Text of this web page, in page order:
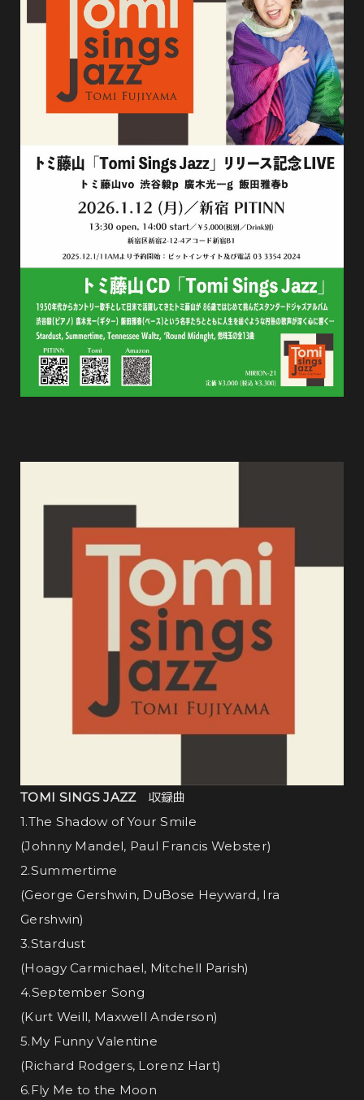
TOMI SINGS JAZZ収録曲
1.The Shadow of Your Smile
(Johnny Mandel, Paul Francis Webster)
2.Summertime
(George Gershwin, DuBose Heyward, Ira
Gershwin)
3.Stardust
(Hoagy Carmichael, Mitchell Parish)
4.September Song
(Kurt Weill, Maxwell Anderson)
5.My Funny Valentine
(Richard Rodgers, Lorenz Hart)
6.Fly Me to the Moon